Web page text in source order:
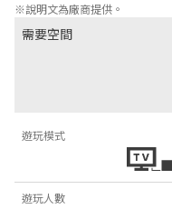
※說明文為廠商提供。
需要空間
遊玩模式
遊玩人數